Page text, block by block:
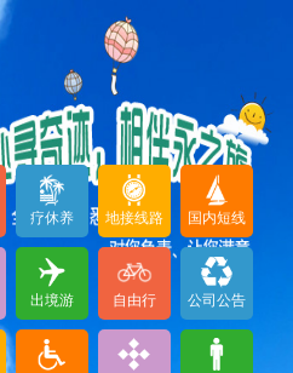
疗休养 地接线路 国内短线
出境游 自由行 公司公告